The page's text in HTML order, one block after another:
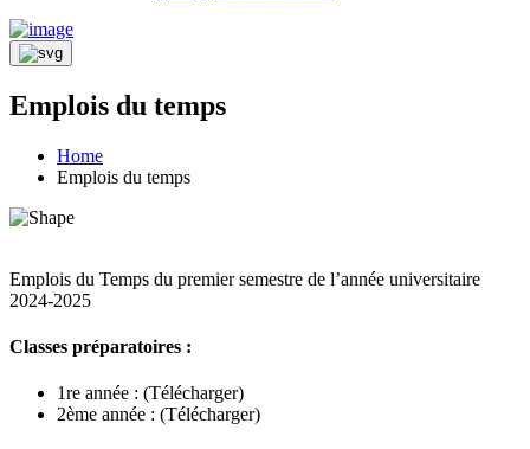
Emplois du temps
Home
Emplois du temps
Emplois du Temps du premier semestre de l’année universitaire
2024-2025
Classes préparatoires :
1re année : (Télécharger)
2ème année : (Télécharger)